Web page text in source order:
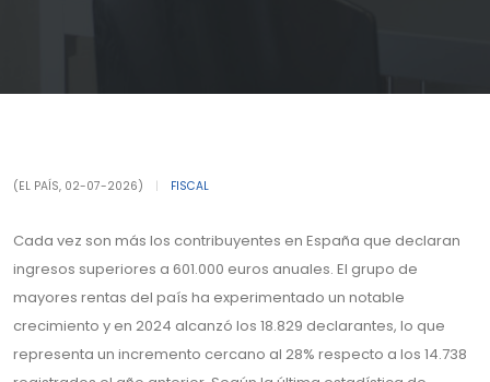
(EL PAÍS, 02-07-2026) FISCAL
Cada vez son más los contribuyentes en España que declaran
ingresos superiores a 601.000 euros anuales. El grupo de
mayores rentas del país ha experimentado un notable
crecimiento y en 2024 alcanzó los 18.829 declarantes, lo que
representa un incremento cercano al 28% respecto a los 14.738